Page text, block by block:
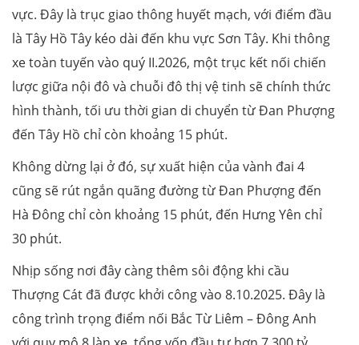
vực. Đây là trục giao thông huyết mạch, với điểm đầu
là Tây Hồ Tây kéo dài đến khu vực Sơn Tây. Khi thông
xe toàn tuyến vào quý II.2026, một trục kết nối chiến
lược giữa nội đô và chuỗi đô thị vệ tinh sẽ chính thức
hình thành, tối ưu thời gian di chuyển từ Đan Phượng
đến Tây Hồ chỉ còn khoảng 15 phút.
Không dừng lại ở đó, sự xuất hiện của vành đai 4
cũng sẽ rút ngắn quãng đường từ Đan Phượng đến
Hà Đông chỉ còn khoảng 15 phút, đến Hưng Yên chỉ
30 phút.
Nhịp sống nơi đây càng thêm sôi động khi cầu
Thượng Cát đã được khởi công vào 8.10.2025. Đây là
công trình trọng điểm nối Bắc Từ Liêm – Đông Anh